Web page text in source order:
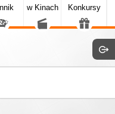
w Kinach Konkursy